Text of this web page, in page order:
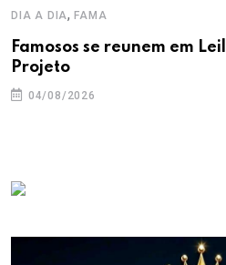
DIA A DIA,FAMA
Famosos se reunem em
Projeto
04/08/2026